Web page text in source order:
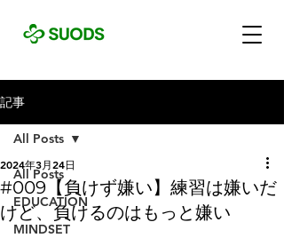
記事
All Posts
EDUCATION
MINDSET
All Posts
#009【負けず嫌い】練習は嫌いだ
けど、負けるのはもっと嫌い
2024年3月24日